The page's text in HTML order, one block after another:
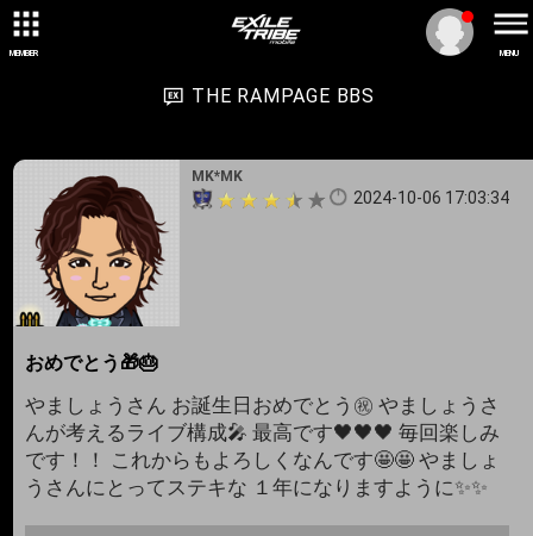
MEMBER MENU
THE RAMPAGE BBS
MK*MK
2024-10-06 17:03:34
おめでとう🎁🎂
やましょうさん お誕生日おめでとう㊗️ やましょうさ
んが考えるライブ構成🎤 最高です🖤🖤🖤 毎回楽しみ
です！！ これからもよろしくなんです🤩🤩 やましょ
うさんにとってステキな １年になりますように✨✨